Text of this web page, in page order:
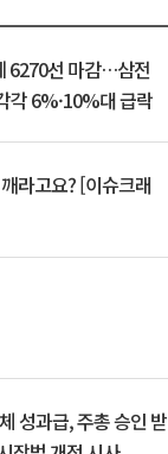
6270선 마감…삼전
각 6%·10%대 급락
라고요? [이슈크래
성과급, 주총 승인 받